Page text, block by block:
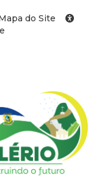
do Site